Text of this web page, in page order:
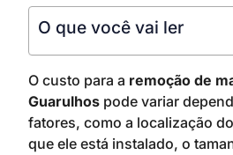
O que você vai ler
O custo para a remoção de
Guarulhos pode variar
fatores, como a localização
que ele está instalado, o